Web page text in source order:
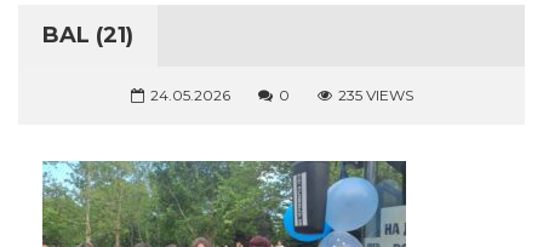
BAL (21)
24.05.2026 0 235 VIEWS